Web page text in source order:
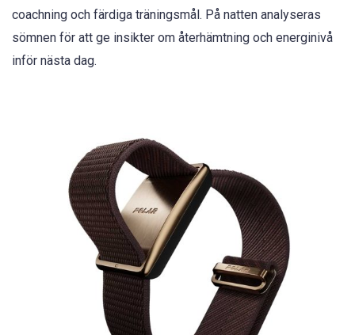
coachning och färdiga träningsmål. På natten analyseras
sömnen för att ge insikter om återhämtning och energinivå
inför nästa dag.